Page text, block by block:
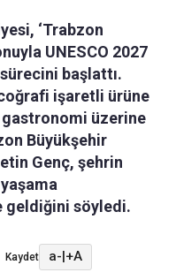
‘Trabzon
UNESCO 2027
başlattı.
işaretli ürüne
gastronomi üzerine
Büyükşehir
Genç, şehrin
geldiğini söyledi.
Kaydet a-|+A